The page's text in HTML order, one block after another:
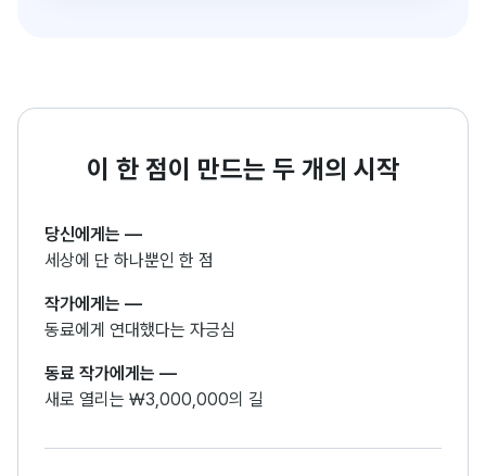
이 한 점이 만드는 두 개의 시작
당신에게는 —
세상에 단 하나뿐인 한 점
작가에게는 —
동료에게 연대했다는 자긍심
동료 작가에게는 —
새로 열리는 ₩3,000,000의 길